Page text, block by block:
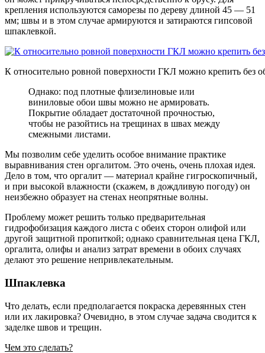
крепления используются саморезы по дереву длиной 45 — 51
мм; швы и в этом случае армируются и затираются гипсовой
шпаклевкой.
К относительно ровной поверхности ГКЛ можно крепить без
Однако: под плотные флизелиновые или
виниловые обои швы можно не армировать.
Покрытие обладает достаточной прочностью,
чтобы не разойтись на трещинах в швах между
смежными листами.
Мы позволим себе уделить особое внимание практике
выравнивания стен оргалитом. Это очень, очень плохая идея.
Дело в том, что оргалит — материал крайне гигроскопичный,
и при высокой влажности (скажем, в дождливую погоду) он
неизбежно образует на стенах неопрятные волны.
Проблему может решить только предварительная
гидрофобизация каждого листа с обеих сторон олифой или
другой защитной пропиткой; однако сравнительная цена ГКЛ,
оргалита, олифы и анализ затрат времени в обоих случаях
делают это решение непривлекательным.
Шпаклевка
Что делать, если предполагается покраска деревянных стен
или их лакировка? Очевидно, в этом случае задача сводится к
заделке швов и трещин.
Чем это сделать?